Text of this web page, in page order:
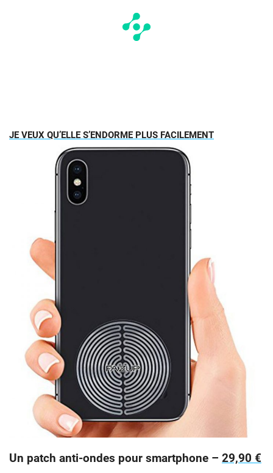
JE VEUX QU’ELLE S’ENDORME PLUS FACILEMENT
Un patch anti-ondes pour smartphone – 29,90 €